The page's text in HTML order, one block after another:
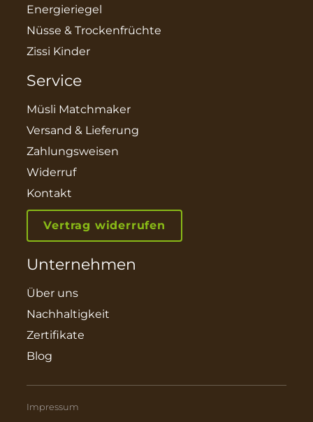
Energieriegel
Nüsse & Trockenfrüchte
Zissi Kinder
Service
Müsli Matchmaker
Versand & Lieferung
Zahlungsweisen
Widerruf
Kontakt
Vertrag widerrufen
Unternehmen
Über uns
Nachhaltigkeit
Zertifikate
Blog
Impressum